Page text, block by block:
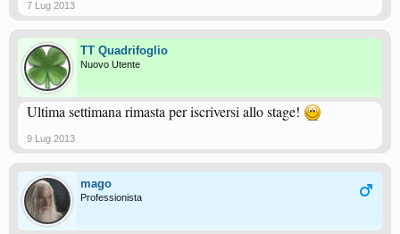
7 Lug 2013
TT Quadrifoglio
Nuovo Utente
Ultima settimana rimasta per iscriversi allo stage!
9 Lug 2013
mago
Professionista